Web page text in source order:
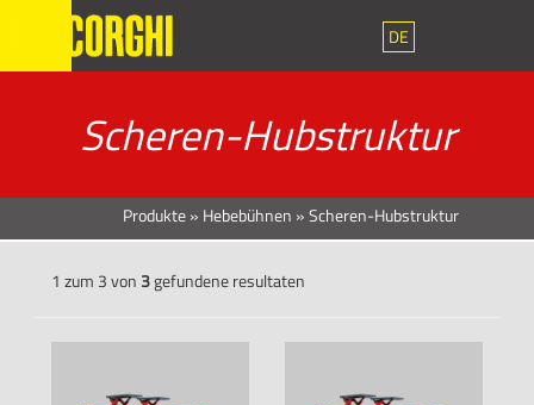
DE
Scheren-Hubstruktur
Produkte» Hebebühnen »Scheren-Hubstruktur
1 zum 3 von 3gefundene resultaten